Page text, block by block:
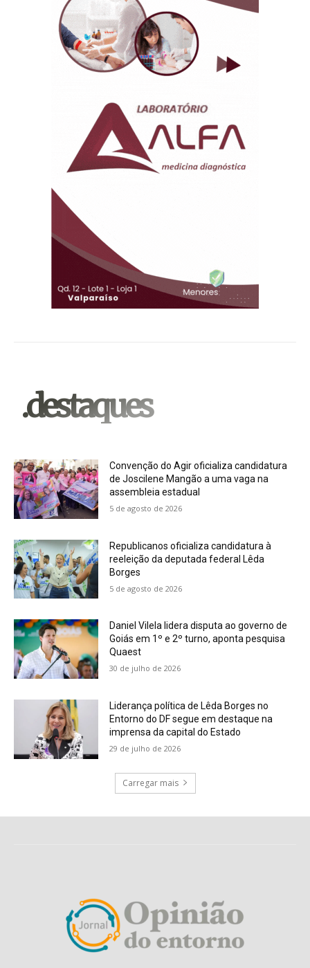
.destaques
Convenção do Agir oficializa candidatura
de Joscilene Mangão a uma vaga na
assembleia estadual
5 de agosto de 2026
Republicanos oficializa candidatura à
reeleição da deputada federal Lêda
Borges
5 de agosto de 2026
Daniel Vilela lidera disputa ao governo de
Goiás em 1º e 2º turno, aponta pesquisa
Quaest
30 de julho de 2026
Liderança política de Lêda Borges no
Entorno do DF segue em destaque na
imprensa da capital do Estado
29 de julho de 2026
Carregar mais